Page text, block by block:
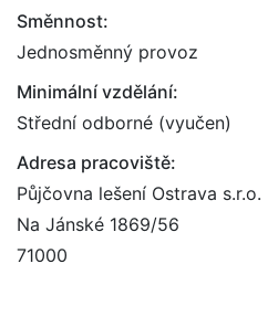
Směnnost:
Jednosměnný provoz
Minimální vzdělání:
Střední odborné (vyučen)
Adresa pracoviště:
Půjčovna lešení Ostrava s.r.o.
Na Jánské 1869/56
71000